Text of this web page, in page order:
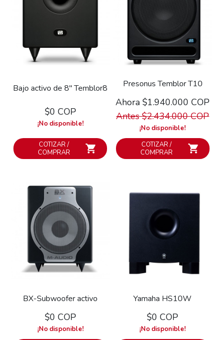
Bajo activo de 8" Temblor8
$0 COP
¡No disponible!
COTIZAR /
COMPRAR
Presonus Temblor T10
Ahora $1.940.000 COP
Antes $2.434.000 COP
¡No disponible!
COTIZAR /
COMPRAR
BX-Subwoofer activo
$0 COP
¡No disponible!
Yamaha HS10W
$0 COP
¡No disponible!